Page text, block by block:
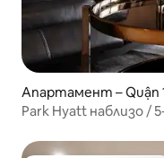
Апартамент – Quận
Park Hyatt наблизо /